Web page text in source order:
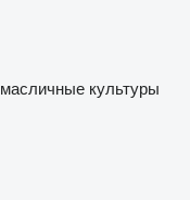
масличные культуры